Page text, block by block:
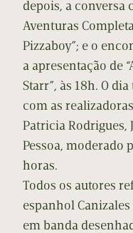
depois, a conversa
Aventuras
Pizzaboy”; e o
a apresentação de
Starr”, às 18h. O
com as
Patricia Rodrigues,
Pessoa, moderado
horas.
Todos os autores
espanhol
em banda